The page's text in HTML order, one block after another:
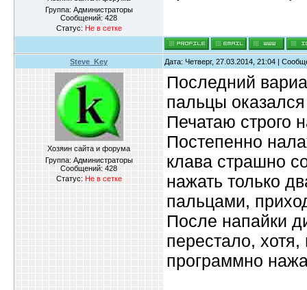
Группа: Администраторы
Сообщений: 428
Статус: Не в сетке
Steve_Key Дата: Четверг, 27.03.2014, 21:04 |
Хозяин сайта и форума
Группа: Администраторы
Сообщений: 428
Статус: Не в сетке
Последний
пальцы
Печатаю строго
Постепенно
клава страшно
нажать только
пальцами,
После напайки
перестало,
программно